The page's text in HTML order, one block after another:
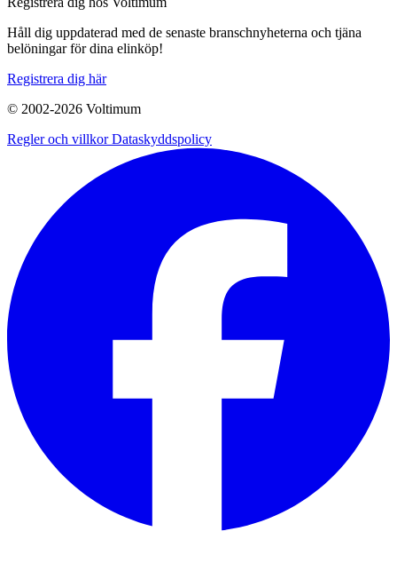
Håll dig uppdaterad med de senaste branschnyheterna och tjäna
belöningar för dina elinköp!
Registrera dig här
© 2002-2026 Voltimum
Regler och villkorDataskyddspolicy